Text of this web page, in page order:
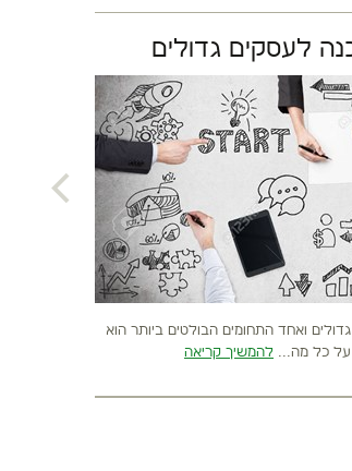
לעסקים גדולים
ואחד התחומים הבולטים ביותר הוא
על כל מה... להמשיך קריאה